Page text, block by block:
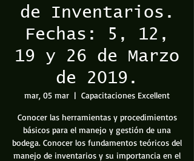
de Inventarios.
Fechas: 5, 12,
19 y 26 de Marzo
de 2019.
mar, 05 mar
  |
Capacitaciones Excellent
Conocer las herramientas y procedimientos
básicos para el manejo y gestión de una
bodega. Conocer los fundamentos teóricos del
manejo de inventarios y su importancia en el